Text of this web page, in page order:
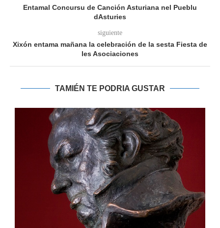
Entamal Concursu de Canción Asturiana nel Pueblu
dAsturies
siguiente
Xixón entama mañana la celebración de la sesta Fiesta de
les Asociaciones
TAMIÉN TE PODRIA GUSTAR